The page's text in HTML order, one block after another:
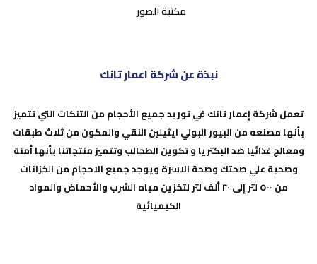
مكتبة الصور
نبذة عن شركة اعمار تانك
تعمل شركة إعمار تانك في توريد جميع الأحجام من التنكات التي تتميز
بأنها مصنعه من البيورالبولي ايثيلين النقي والمكون من ثلاث طبقات
ومعالج غذائيا ضد البكتريا و تكوين الطحالب وتتميز منتجاتنا بأنها أمنة
وصحية علي صحتك وصحة الاسرة ويوجد جميع الاحجام من الخزانات
من ٥٠٠ لتر إلى ٢٠ ألف لتر لتخزين مياه الشرب والأحماض والمواد
الكيميائية